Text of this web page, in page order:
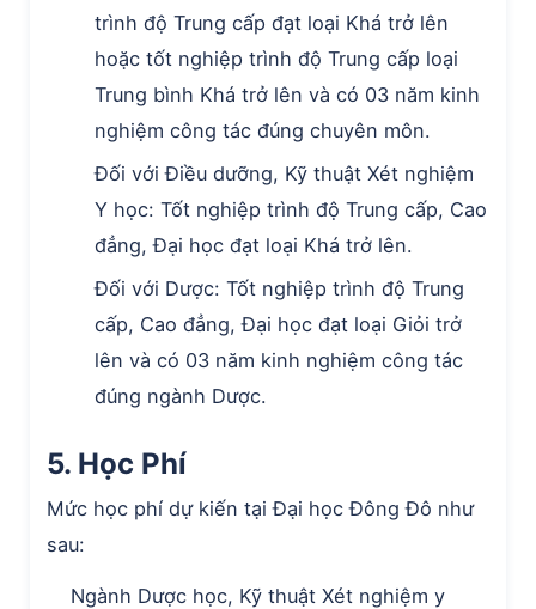
trình độ Trung cấp đạt loại Khá trở lên
hoặc tốt nghiệp trình độ Trung cấp loại
Trung bình Khá trở lên và có 03 năm kinh
nghiệm công tác đúng chuyên môn.
Đối với Điều dưỡng, Kỹ thuật Xét nghiệm
Y học: Tốt nghiệp trình độ Trung cấp, Cao
đẳng, Đại học đạt loại Khá trở lên.
Đối với Dược: Tốt nghiệp trình độ Trung
cấp, Cao đẳng, Đại học đạt loại Giỏi trở
lên và có 03 năm kinh nghiệm công tác
đúng ngành Dược.
5. Học Phí
Mức học phí dự kiến tại Đại học Đông Đô như
sau:
Ngành Dược học, Kỹ thuật Xét nghiệm y